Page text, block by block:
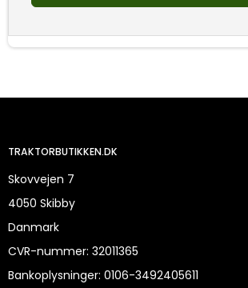
TRAKTORBUTIKKEN.DK
Skovvejen 7
4050 Skibby
Danmark
CVR-nummer: 32011365
Bankoplysninger: 0106-3492405611